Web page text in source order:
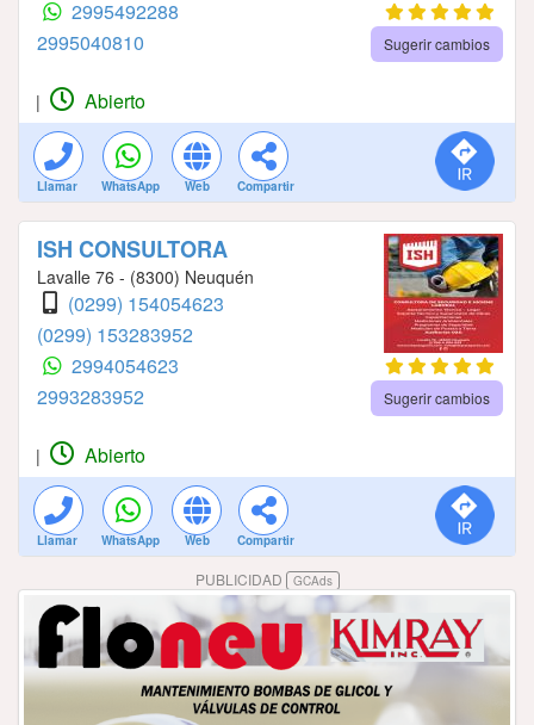
2995492288
2995040810
Sugerir cambios
| Abierto
Llamar WhatsApp Web Compartir
ISH CONSULTORA
Lavalle 76 - (8300) Neuquén
(0299) 154054623
(0299) 153283952
2994054623
2993283952
Sugerir cambios
| Abierto
Llamar WhatsApp Web Compartir
PUBLICIDAD GCAds